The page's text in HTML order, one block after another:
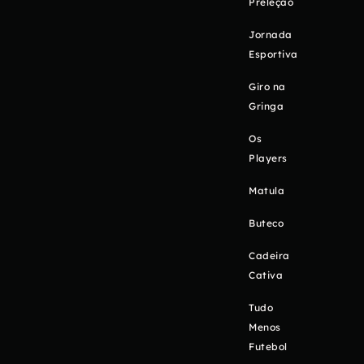
Jornada
Esportiva
Giro na
Gringa
Os
Players
Matula
Buteco
Cadeira
Cativa
Tudo
Menos
Futebol